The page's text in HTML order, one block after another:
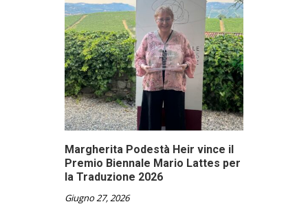
Margherita Podestà Heir vince il
Premio Biennale Mario Lattes per
la Traduzione 2026
Giugno 27, 2026